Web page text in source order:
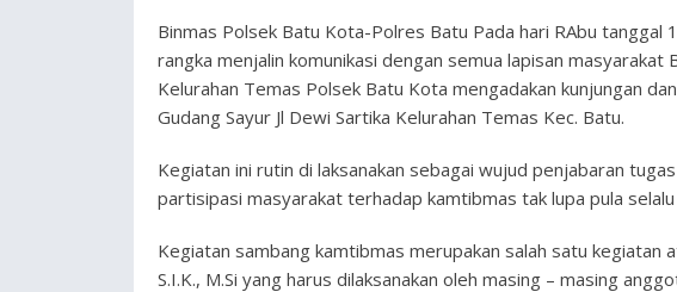
Binmas Polsek Batu Kota-Polres Batu Pada hari RAbu tanggal
rangka menjalin komunikasi dengan semua lapisan
Kelurahan Temas Polsek Batu Kota mengadakan kunjungan
Gudang Sayur Jl Dewi Sartika Kelurahan Temas Kec. Batu.
Kegiatan ini rutin di laksanakan sebagai wujud penjabaran
partisipasi masyarakat terhadap kamtibmas tak lupa pula
Kegiatan sambang kamtibmas merupakan salah satu kegiatan
S.I.K., M.Si yang harus dilaksanakan oleh masing – masing